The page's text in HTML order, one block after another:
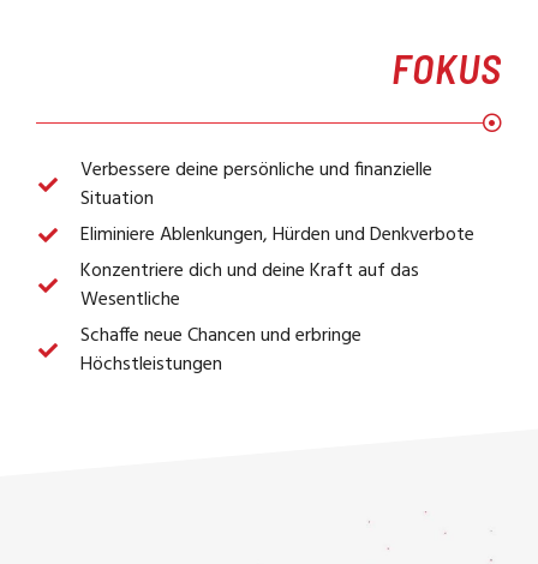
FOKUS
Verbessere deine persönliche und finanzielle
Situation
Eliminiere Ablenkungen, Hürden und Denkverbote
Konzentriere dich und deine Kraft auf das
Wesentliche
Schaffe neue Chancen und erbringe
Höchstleistungen